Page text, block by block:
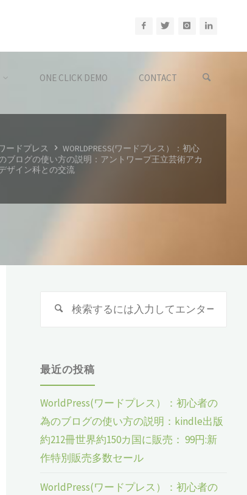
ONE CLICK DEMO CONTACT
ードプレス
WORLDPRESS(ワードプレス）：初心
ブログの使い方の説明：アントワープ王立芸術アカ
ザイン科との交流
検
最近の投稿
WorldPress(ワードプレス）：初心者の
為のブログの使い方の説明：kindle出版
約212冊世界約150カ国に販売： 99円:新
作特別販売多数セール
WorldPress(ワードプレス）：初心者の